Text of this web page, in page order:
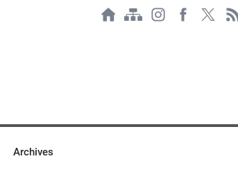
Archives